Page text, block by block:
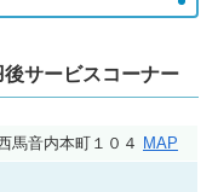
サービスコーナー
馬音内本町１０４
MAP